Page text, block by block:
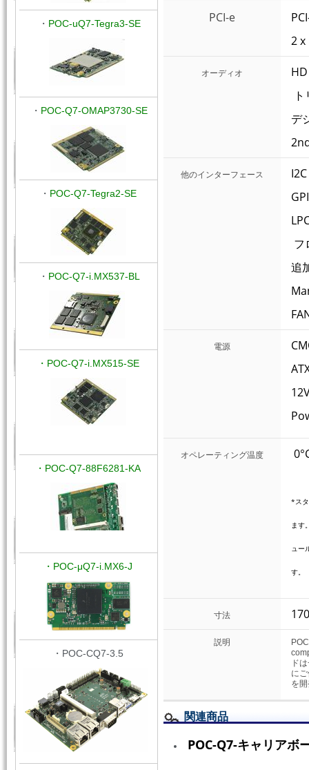
・ POC-uQ7-Tegra3-SE
・ POC-Q7-OMAP3730-SE
・ POC-Q7-Tegra2-SE
・ POC-Q7-i.MX537-BL
・POC-Q7-i.MX515-SE
・POC-Q7-88F6281-KA
・POC-μQ7-i.MX6-J
・POC-CQ7-3.5
PCI-e
2 x
オーディオ
デ
他のインターフェース
フ
追
電源
オペレーティング温度
*ス
ます
ュー
す。
寸法
説明
ド
に
を
関連商品
POC-Q7-キャリアボ